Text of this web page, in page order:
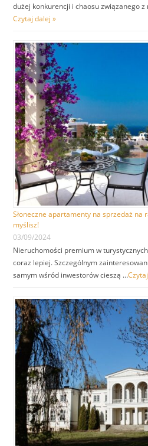
dużej konkurencji i chaosu związanego
Czytaj dalej »
Słoneczne apartamenty na sprzedaż na
myślisz!
03/09/2024
Nieruchomości premium w
coraz lepiej. Szczególnym
samym wśród inwestorów cieszą …